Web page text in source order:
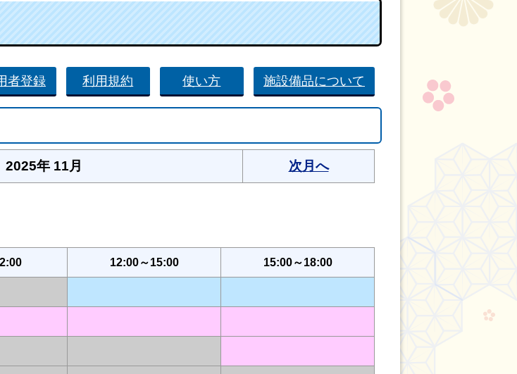
者登録 利用規約 使い方 施設備品について
2025年 11月 次月へ
12:00～15:00 15:00～18:00